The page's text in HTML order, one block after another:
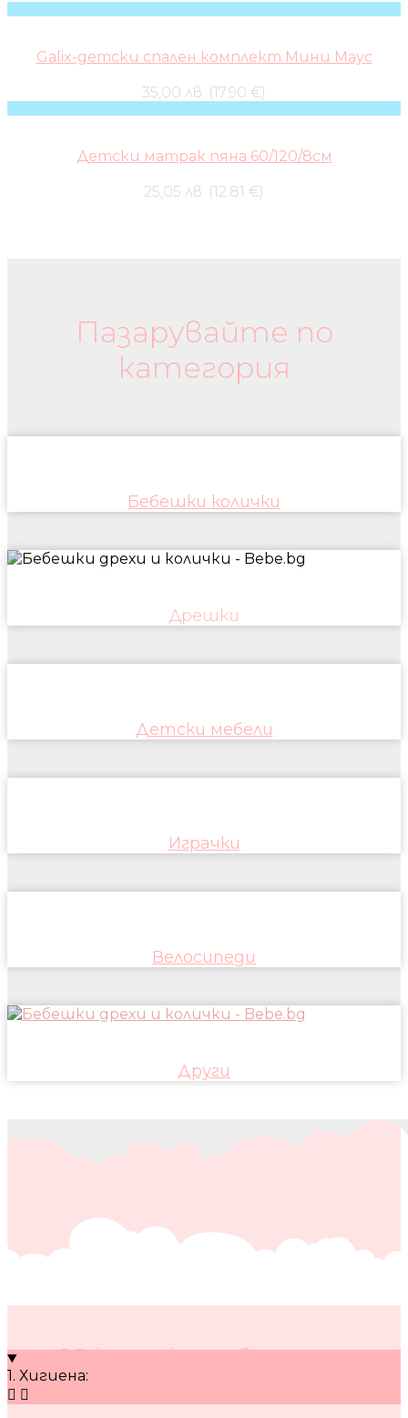
Galix-детски спален комплект Мини Маус
35,00 лв. (17.90 €)
Детски матрак пяна 60/120/8см
25,05 лв. (12.81 €)
Пазарувайте по
категория
Бебешки колички
Дрешки
Детски мебели
Играчки
Велосипеди
Други
10 кратки съвета за
грижата за бебето
1. Хигиена: